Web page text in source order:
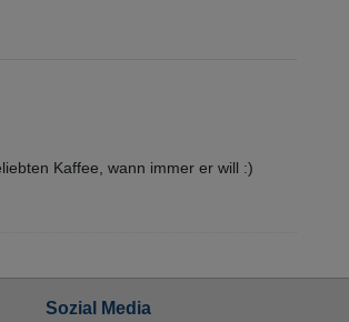
Kaffee, wann immer er will :)
Sozial Media